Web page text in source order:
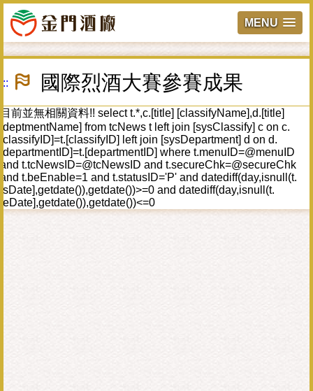
MENU
跳
主
內
容
區
塊
::: 國際烈酒大賽參賽成果
目前並無相關資料!! select t.*,c.[title] [classifyName],d.[title]
[deptmentName] from tcNews t left join [sysClassify] c on c.
[classifyID]=t.[classifyID] left join [sysDepartment] d on d.
[departmentID]=t.[departmentID] where t.menuID=@menuID
and t.tcNewsID=@tcNewsID and t.secureChk=@secureChk
and t.beEnable=1 and t.statusID='P' and datediff(day,isnull(t.
[sDate],getdate()),getdate())>=0 and datediff(day,isnull(t.
[eDate],getdate()),getdate())<=0